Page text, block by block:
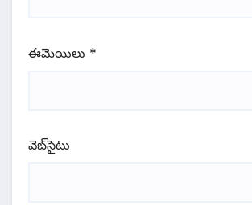
ఈమెయిలు *
వెబ్‌సైటు